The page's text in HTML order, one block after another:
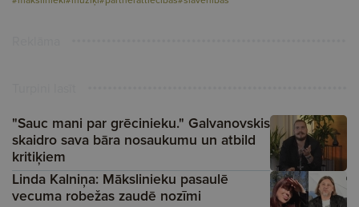
"Sauc mani par grēcinieku." Galvanovskis
skaidro sava bāra nosaukumu un atbild
kritiķiem
Linda Kalniņa: Mākslinieku pasaulē
vecuma robežas zaudē nozīmi